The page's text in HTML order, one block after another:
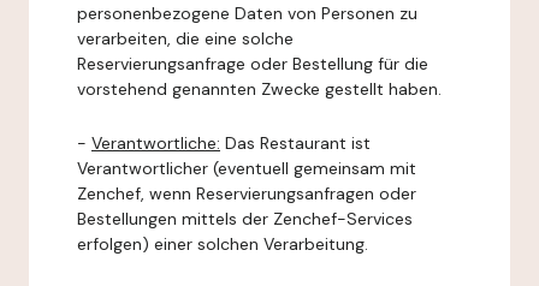
personenbezogene Daten von Personen zu
verarbeiten, die eine solche
Reservierungsanfrage oder Bestellung für die
vorstehend genannten Zwecke gestellt haben.
- Verantwortliche: Das Restaurant ist
Verantwortlicher (eventuell gemeinsam mit
Zenchef, wenn Reservierungsanfragen oder
Bestellungen mittels der Zenchef-Services
erfolgen) einer solchen Verarbeitung.